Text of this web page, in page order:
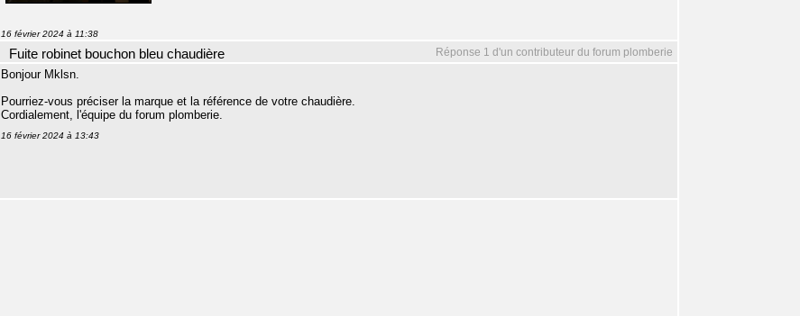
16 février 2024 à 11:38
Réponse 1 d'un contributeur du forum plomberie
Fuite robinet bouchon bleu chaudière
Bonjour Mklsn.
Pourriez-vous préciser la marque et la référence de votre chaudière.
Cordialement, l'équipe du forum plomberie.
16 février 2024 à 13:43